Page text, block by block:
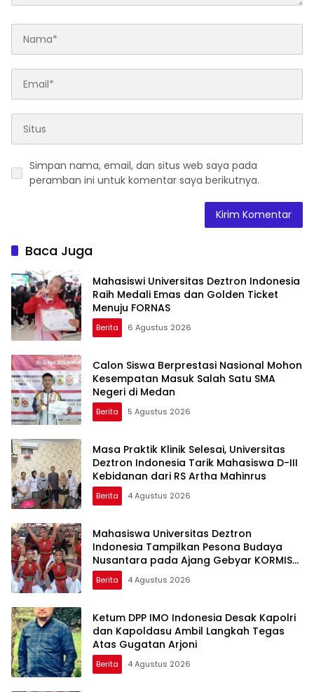
Simpan nama, email, dan situs web saya pada
peramban ini untuk komentar saya berikutnya.
Baca Juga
Mahasiswi Universitas Deztron Indonesia
Raih Medali Emas dan Golden Ticket
Menuju FORNAS
Berita 6 Agustus 2026
Calon Siswa Berprestasi Nasional Mohon
Kesempatan Masuk Salah Satu SMA
Negeri di Medan
Berita 5 Agustus 2026
Masa Praktik Klinik Selesai, Universitas
Deztron Indonesia Tarik Mahasiswa D-III
Kebidanan dari RS Artha Mahinrus
Berita 4 Agustus 2026
Mahasiswa Universitas Deztron
Indonesia Tampilkan Pesona Budaya
Nusantara pada Ajang Gebyar KORMISU
Road to FORPROVSU 2026
Berita 4 Agustus 2026
Ketum DPP IMO Indonesia Desak Kapolri
dan Kapoldasu Ambil Langkah Tegas
Atas Gugatan Arjoni
Berita 4 Agustus 2026